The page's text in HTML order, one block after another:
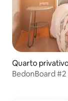
Quarto
BedonBoard #2